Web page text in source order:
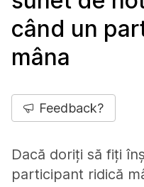
când un
mâna
Feedback?
Dacă doriți să fiți
participant ridică